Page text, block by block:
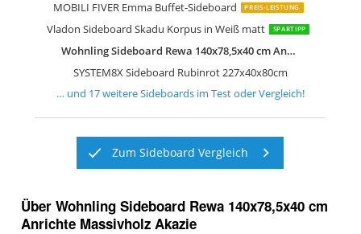
MOBILI FIVER Emma Buffet-Sideboard PREIS-LEISTUNG
Vladon Sideboard Skadu Korpus in Weiß matt SPARTIPP
Wohnling Sideboard Rewa 140x78,5x40 cm Anrichte Massivholz Akazie
SYSTEM8X Sideboard Rubinrot 227x40x80cm
… und 17weitereSideboardsim Test oder Vergleich!
Zum Sideboard Vergleich
Über Wohnling Sideboard Rewa 140x78,5x40 cm
Anrichte Massivholz Akazie